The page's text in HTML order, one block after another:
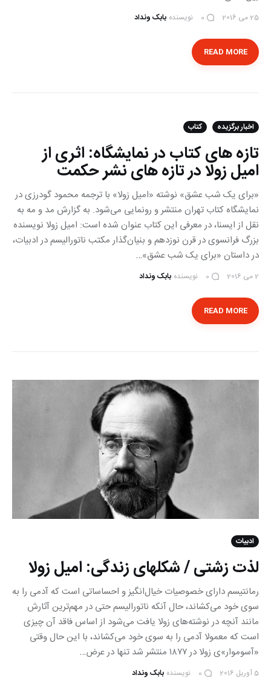
25 می 2016 0 نویسنده بابک ونداد
READ MORE
اخبار برگزیده کتاب
تازه های کتاب در نمایشگاه: اثری از
امیل زولا در تازه های نشر حکمت
«برای یک شب عشق» نوشته‌ «امیل زولا» با ترجمه‌ محمود گودرزی در
نمایشگاه کتاب تهران منتشر و رونمایی می‌شود. به گزارش مد و مه به
نقل از ایسنا، در معرفی این کتاب عنوان شده است: امیل زولا نویسنده
بزرگ فرانسوی در قرن نوزدهم و بنیان‌گذار مکتب ناتورالیسم در ادبیات،
در داستان «برای یک شب عشق»…
2 می 2016 0 نویسنده بابک ونداد
READ MORE
ادبیات
لذت زشتی / شکلهای زندگی: امیل زولا
رمانتیسم دارای خصوصیات خیال‌انگیز و احساساتی است که آدمی را به
سوی خود می‌کشاند، حال آنکه ناتورالیسم حتی در مهم‌ترین آثارش
مانند آنچه در نوشته‌های زولا یافت می‌شود از اساس فاقد آن چیزی
است که معمولا آدمی را به سوی خود می‌کشاند، با‌ این‌ حال وقتی
«آسوموار»ی زولا در ١٨٧٧ منتشر شد تنها در عرض…
5 آوریل 2016 0 نویسنده بابک ونداد